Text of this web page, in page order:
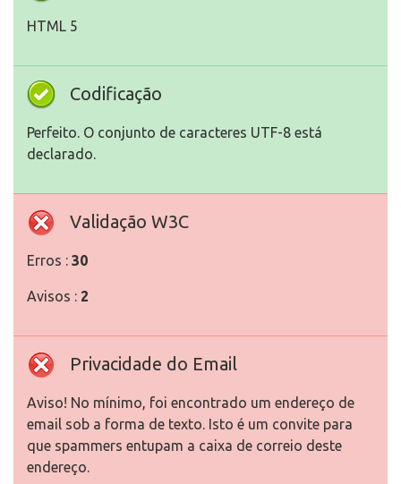
HTML 5
Codificação
Perfeito. O conjunto de caracteres UTF-8 está
declarado.
Validação W3C
Erros : 30
Avisos : 2
Privacidade do Email
Aviso! No mínimo, foi encontrado um endereço de
email sob a forma de texto. Isto é um convite para
que spammers entupam a caixa de correio deste
endereço.